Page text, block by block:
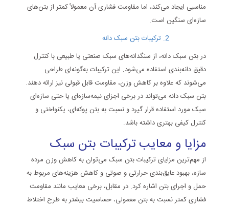
مناسبی ایجاد می‌کند، اما مقاومت فشاری آن معمولاً کمتر از بتن‌های
سازه‌ای سنگین است.
ترکیبات بتن سبک دانه
در بتن سبک دانه، از سنگدانه‌های سبک صنعتی یا طبیعی با کنترل
دقیق دانه‌بندی استفاده می‌شود. این ترکیبات به‌گونه‌ای طراحی
می‌شوند که علاوه بر کاهش وزن، مقاومت قابل قبولی نیز ارائه دهند.
بتن سبک دانه می‌تواند در برخی اجزای نیمه‌سازه‌ای یا حتی سازه‌ای
سبک مورد استفاده قرار گیرد و نسبت به بتن پوکه‌ای، یکنواختی و
کنترل کیفی بهتری داشته باشد.
مزایا و معایب ترکیبات بتن سبک
از مهم‌ترین مزایای ترکیبات بتن سبک می‌توان به کاهش وزن مرده
سازه، بهبود عایق‌بندی حرارتی و صوتی و کاهش هزینه‌های مربوط به
حمل و اجرای بتن اشاره کرد. در مقابل، برخی معایب مانند مقاومت
فشاری کمتر نسبت به بتن معمولی، حساسیت بیشتر به طرح اختلاط